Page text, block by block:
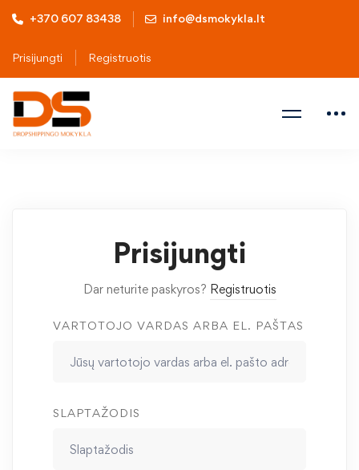
+370 607 83438 info@dsmokykla.lt
Prisijungti Registruotis
Prisijungti
Dar neturite paskyros? Registruotis
VARTOTOJO VARDAS ARBA EL. PAŠTAS
SLAPTAŽODIS